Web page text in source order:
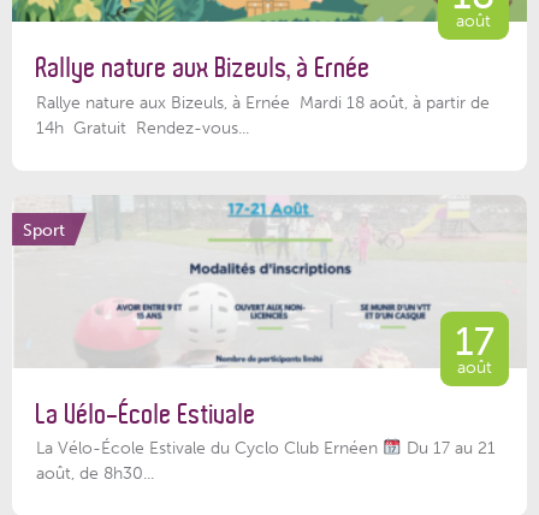
août
Rallye nature aux Bizeuls, à Ernée
Rallye nature aux Bizeuls, à Ernée Mardi 18 août, à partir de
14h Gratuit Rendez-vous...
Sport
17
août
La Vélo-École Estivale
La Vélo-École Estivale du Cyclo Club Ernéen
Du 17 au 21
août, de 8h30...